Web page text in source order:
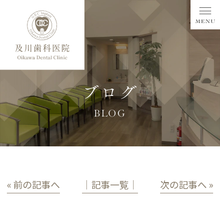
ブログ
BLOG
« 前の記事へ │記事一覧│ 次の記事へ »